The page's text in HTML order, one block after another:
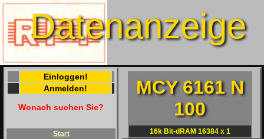
Datenanzeige
Einloggen!
Anmelden!
Wonach suchen Sie?
Start
MCY 6161 N
100
16k Bit-dRAM 16384 x 1